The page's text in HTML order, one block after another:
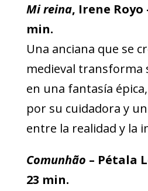
Mi reina, Irene Royo
min.
Una anciana que se
medieval transforma
en una fantasía
por su cuidadora y
entre la realidad y la
Comunhão – Pétala
23 min.